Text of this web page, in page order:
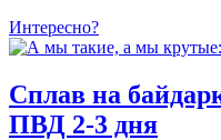
Интересно?
Сплав на
ПВД 2-3 дня